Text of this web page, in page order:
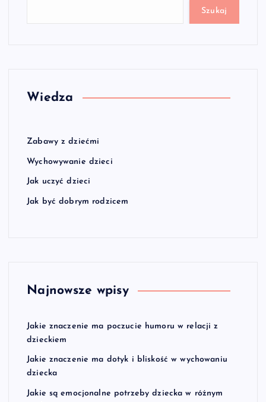
Szukaj
Wiedza
Zabawy z dziećmi
Wychowywanie dzieci
Jak uczyć dzieci
Jak być dobrym rodzicem
Najnowsze wpisy
Jakie znaczenie ma poczucie humoru w relacji z
dzieckiem
Jakie znaczenie ma dotyk i bliskość w wychowaniu
dziecka
Jakie są emocjonalne potrzeby dziecka w różnym